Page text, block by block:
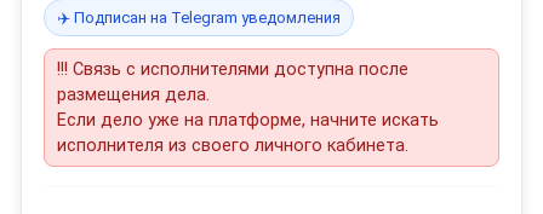
✈️ Подписан на Telegram уведомления
!!! Связь с исполнителями доступна после
размещения дела.
Если дело уже на платформе, начните искать
исполнителя из своего личного кабинета.